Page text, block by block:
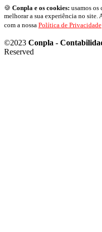
🍪 Conpla e os cookies: usamos os
melhorar a sua experiência no
com a nossa Política de Privacidade
©2023 Conpla -
Reserved